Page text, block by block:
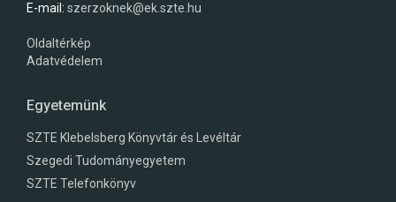
E-mail: szerzoknek@ek.szte.hu
Oldaltérkép
Adatvédelem
Egyetemünk
SZTE Klebelsberg Könyvtár és Levéltár
Szegedi Tudományegyetem
SZTE Telefonkönyv